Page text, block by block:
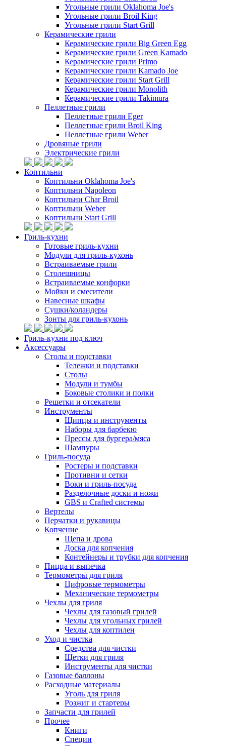
Угольные грили Oklahoma Joe's
Угольные грили Broil King
Угольные грили Start Grill
Керамические грили
Керамические грили Big Green Egg
Керамические грили Green Kamado
Керамические грили Primo
Керамические грили Kamado Joe
Керамические грили Start Grill
Керамические грили Monolith
Керамические грили Takimura
Пеллетные грили
Пеллетные грили Eger
Пеллетные грили Broil King
Пеллетные грили Weber
Дровяные грили
Электрические грили
Коптильни
Коптильни Oklahoma Joe's
Коптильни Napoleon
Коптильни Char Broil
Коптильни Weber
Коптильни Start Grill
Гриль-кухни
Готовые гриль-кухни
Модули для гриль-кухонь
Встраиваемые грили
Столешницы
Встраиваемые конфорки
Мойки и смесители
Навесные шкафы
Сушки/коландеры
Зонты для гриль-кухонь
Гриль-кухни под ключ
Аксессуары
Столы и подставки
Тележки и подставки
Столы
Модули и тумбы
Боковые столики и полки
Решетки и отсекатели
Инструменты
Щипцы и инструменты
Наборы для барбекю
Прессы для бургера/мяса
Шампуры
Гриль-посуда
Ростеры и подставки
Противни и сетки
Воки и гриль-посуда
Разделочные доски и ножи
GBS и Crafted системы
Вертелы
Перчатки и рукавицы
Копчение
Щепа и дрова
Доска для копчения
Контейнеры и трубки для копчения
Пицца и выпечка
Термометры для гриля
Цифровые термометры
Механические термометры
Чехлы для гриля
Чехлы для газовый грилей
Чехлы для угольных грилей
Чехлы для коптилен
Уход и чистка
Средства для чистки
Щетки для гриля
Инструменты для чистки
Газовые баллоны
Расходные материалы
Уголь для гриля
Розжиг и стартеры
Запчасти для грилей
Прочее
Книги
Специи